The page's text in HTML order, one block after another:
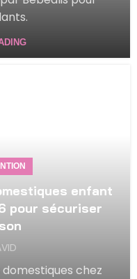
enfant
pour sécuriser
chez